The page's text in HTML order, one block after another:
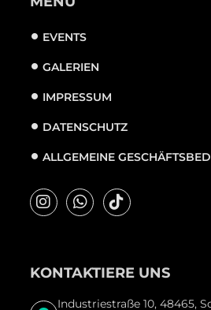
EVENTS
GALERIEN
IMPRESSUM
DATENSCHUTZ
ALLGEMEINE
KONTAKTIERE UNS
Industriestraße 10, 48465,